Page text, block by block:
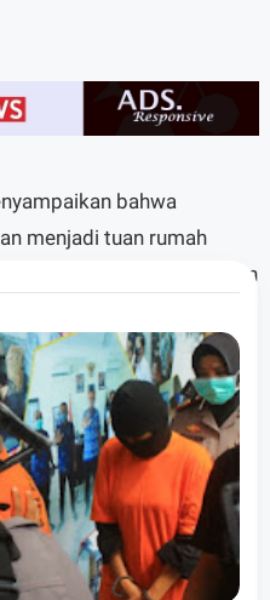
bahwa
menjadi tuan rumah
(FORNAS) yang akan
2025. "Lombok
untuk lima cabang
di Bencingah Agung dan
perangkat daerah untuk
pelaksanaan